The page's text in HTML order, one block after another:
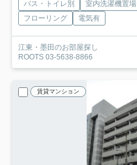
バス・トイレ別 室内洗濯機置場
フローリング
電気有
江東・墨田のお部屋探し
ROOTS 03-5638-8866
賃貸マンション